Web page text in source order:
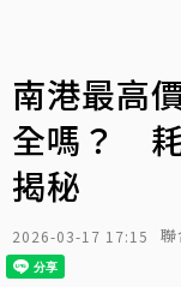
南港最高
全嗎？
揭秘
2026-03-17 17:15